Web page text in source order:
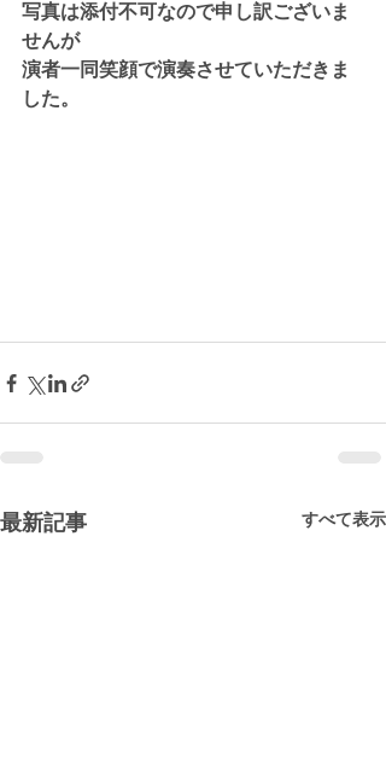
写真は添付不可なので申し訳ございま
せんが
演者一同笑顔で演奏させていただきま
した。
最新記事 すべて表示